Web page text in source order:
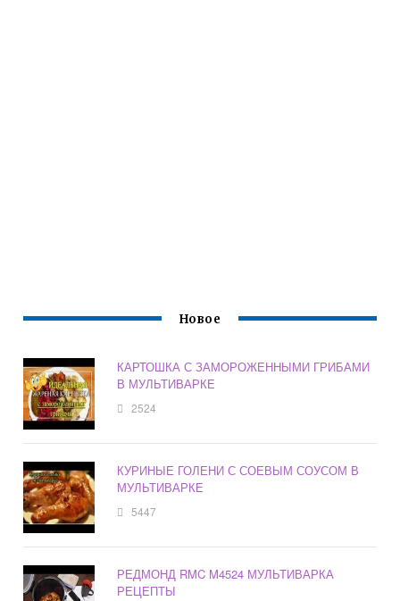
Новое
КАРТОШКА С ЗАМОРОЖЕННЫМИ ГРИБАМИ
В МУЛЬТИВАРКЕ
2524
КУРИНЫЕ ГОЛЕНИ С СОЕВЫМ СОУСОМ В
МУЛЬТИВАРКЕ
5447
РЕДМОНД RMC M4524 МУЛЬТИВАРКА
РЕЦЕПТЫ